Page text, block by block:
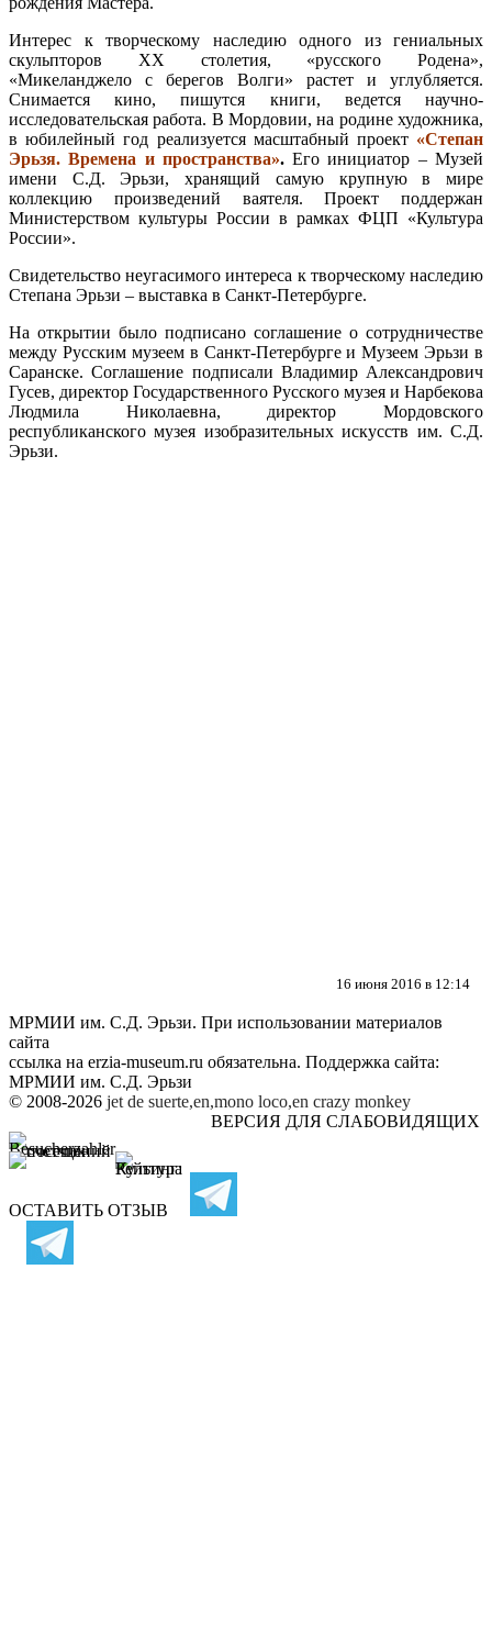
Интерес к творческому наследию одного из гениальных
скульпторов ХХ столетия, «русского Родена»,
«Микеланджело с берегов Волги» растет и углубляется.
Снимается кино, пишутся книги, ведется научно-
исследовательская работа. В Мордовии, на родине художника,
в юбилейный год реализуется масштабный проект «Степан
Эрьзя. Времена и пространства».Его инициатор – Музей
имени С.Д. Эрьзи, хранящий самую крупную в мире
коллекцию произведений ваятеля. Проект поддержан
Министерством культуры России в рамках ФЦП «Культура
России».
Свидетельство неугасимого интереса к творческому наследию
Степана Эрьзи – выставка в Санкт-Петербурге.
На открытии было подписано соглашение о сотрудничестве
между Русским музеем в Санкт-Петербурге и Музеем Эрьзи в
Саранске. Соглашение подписали Владимир Александрович
Гусев, директор Государственного Русского музея и Нарбекова
Людмила Николаевна, директор Мордовского
республиканского музея изобразительных искусств им. С.Д.
Эрьзи.
16 июня 2016 в 12:14
МРМИИ им. С.Д. Эрьзи. При использовании материалов
сайта
ссылка на erzia-museum.ru обязательна. Поддержка сайта:
МРМИИ им. С.Д. Эрьзи
© 2008-2026 jet de suerte,en,mono loco,en crazy monkey
ВЕРСИЯ ДЛЯ СЛАБОВИДЯЩИХ
ОСТАВИТЬ ОТЗЫВ